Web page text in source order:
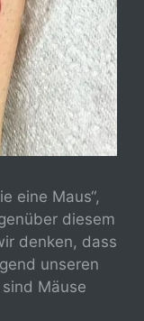
eine Maus“,
diesem
denken, dass
unseren
Mäuse